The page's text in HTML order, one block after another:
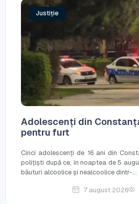
Justiție
Adolescenți din
pentru furt
Cinci adolescenți de 16 ani din
polițiști după ce, în noaptea de 5
băuturi alcoolice și nealcoolice dintr-...
7 august 2026